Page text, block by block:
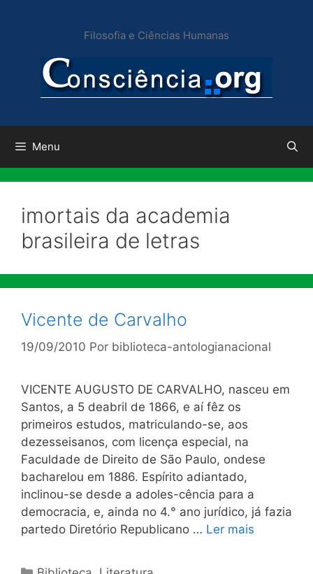
conteúdo
Filosofia e Ciências Humanas
Menu
imortais da academia
brasileira de letras
Vicente de Carvalho
19/09/2010 Por biblioteca-antologianacional
VICENTE AUGUSTO DE CARVALHO, nasceu em
Santos, a 5 deabril de 1866, e aí fêz os
primeiros estudos, matriculando-se, aos
dezesseisanos, com licença especial, na
Faculdade de Direito de São Paulo, ondese
bacharelou em 1886. Espírito adiantado,
inclinou-se desde a adoles-cência para a
democracia, e, ainda no 4.° ano jurídico, já fazia
partedo Diretório Republicano … Ler mais
Categorias